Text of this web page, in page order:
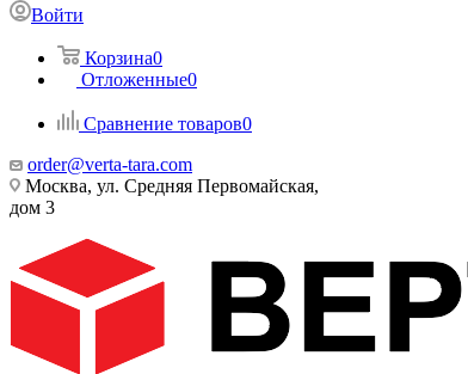
Войти
Корзина0
Отложенные0
Сравнение товаров0
order@verta-tara.com
Москва, ул. Средняя Первомайская,
дом 3